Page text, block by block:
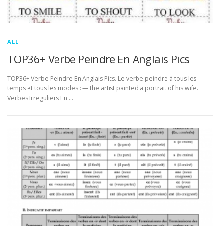
ALL
TOP36+ Verbe Peindre En Anglais Pics
TOP36+ Verbe Peindre En Anglais Pics. Le verbe peindre à tous les
temps et tous les modes : — the artist painted a portrait of his wife.
Verbes Irreguliers En …